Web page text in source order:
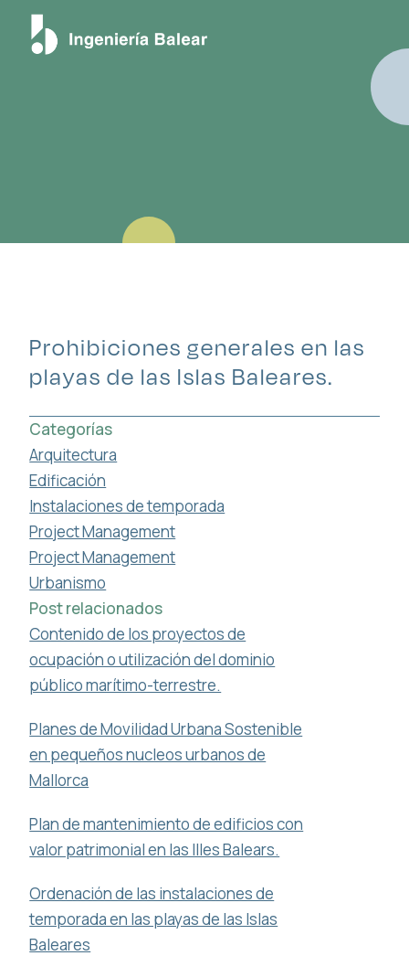
Prohibiciones generales en las
playas de las Islas Baleares.
Categorías
Arquitectura
Edificación
Instalaciones de temporada
Project Management
Project Management
Urbanismo
Post relacionados
Contenido de los proyectos de
ocupación o utilización del dominio
público marítimo-terrestre.
Planes de Movilidad Urbana Sostenible
en pequeños nucleos urbanos de
Mallorca
Plan de mantenimiento de edificios con
valor patrimonial en las Illes Balears.
Ordenación de las instalaciones de
temporada en las playas de las Islas
Baleares